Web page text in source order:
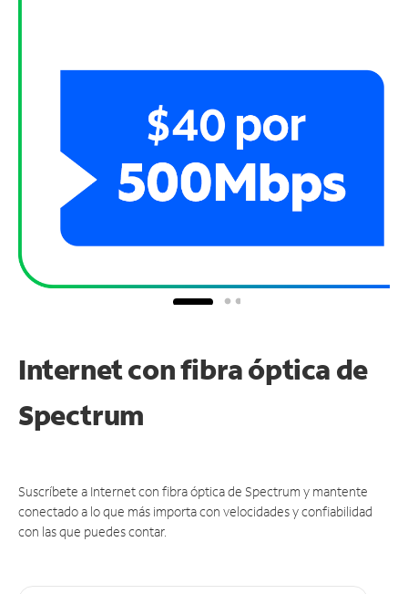
Internet con fibra óptica de
Spectrum
Suscríbete a Internet con fibra óptica de Spectrum y mantente
conectado a lo que más importa con velocidades y confiabilidad
con las que puedes contar.